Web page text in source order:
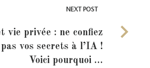
NEXT POST
vie privée : ne confiez
vos secrets à l’IA !
Voici pourquoi …